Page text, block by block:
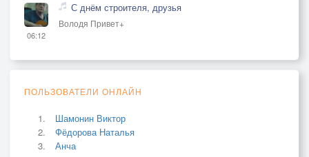
06:12
С днём строителя, друзья
Володя Привет+
ПОЛЬЗОВАТЕЛИ ОНЛАЙН
Шамонин Виктор
Фёдорова Наталья
Анча